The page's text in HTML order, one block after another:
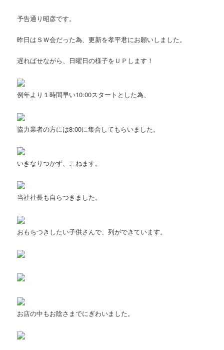
予告通り昭彦です。
昨日はＳＷ会だった為、更新を孝平君にお願いしました。
遅ればせながら、日曜日の様子をＵＰします！
例年より１時間早い10:00スタートとした為、
協力業者の方には8:00に集合してもらいました。
いきなりつかず、こねます。
当社社長も自らつきました。
おもちつきしたい子供さんで、列ができています。
お店の中もお陰さまでにぎわいました。